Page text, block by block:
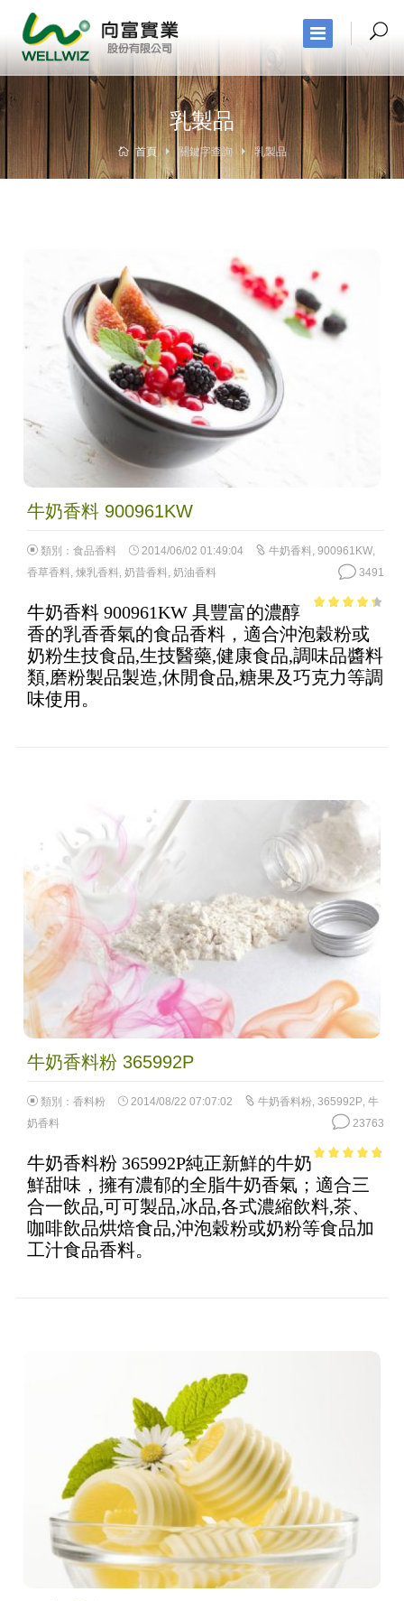
乳製品
首頁 關鍵字查詢 乳製品
牛奶香料 900961KW
類別： 食品香料 2014/06/02 01:49:04 牛奶香料, 900961KW,
香草香料, 煉乳香料, 奶昔香料, 奶油香料 3491
of 5
牛奶香料 900961KW 具豐富的濃醇
香的乳香香氣的食品香料，適合沖泡穀粉或
奶粉生技食品,生技醫藥,健康食品,調味品醬料
類,磨粉製品製造,休閒食品,糖果及巧克力等調
味使用。
牛奶香料粉 365992P
類別： 香料粉 2014/08/22 07:07:02 牛奶香料粉, 365992P, 牛
奶香料
23763
5
牛奶香料粉 365992P純正新鮮的牛奶
鮮甜味，擁有濃郁的全脂牛奶香氣；適合三
合一飲品,可可製品,冰品,各式濃縮飲料,茶、
咖啡飲品烘焙食品,沖泡穀粉或奶粉等食品加
工汁食品香料。